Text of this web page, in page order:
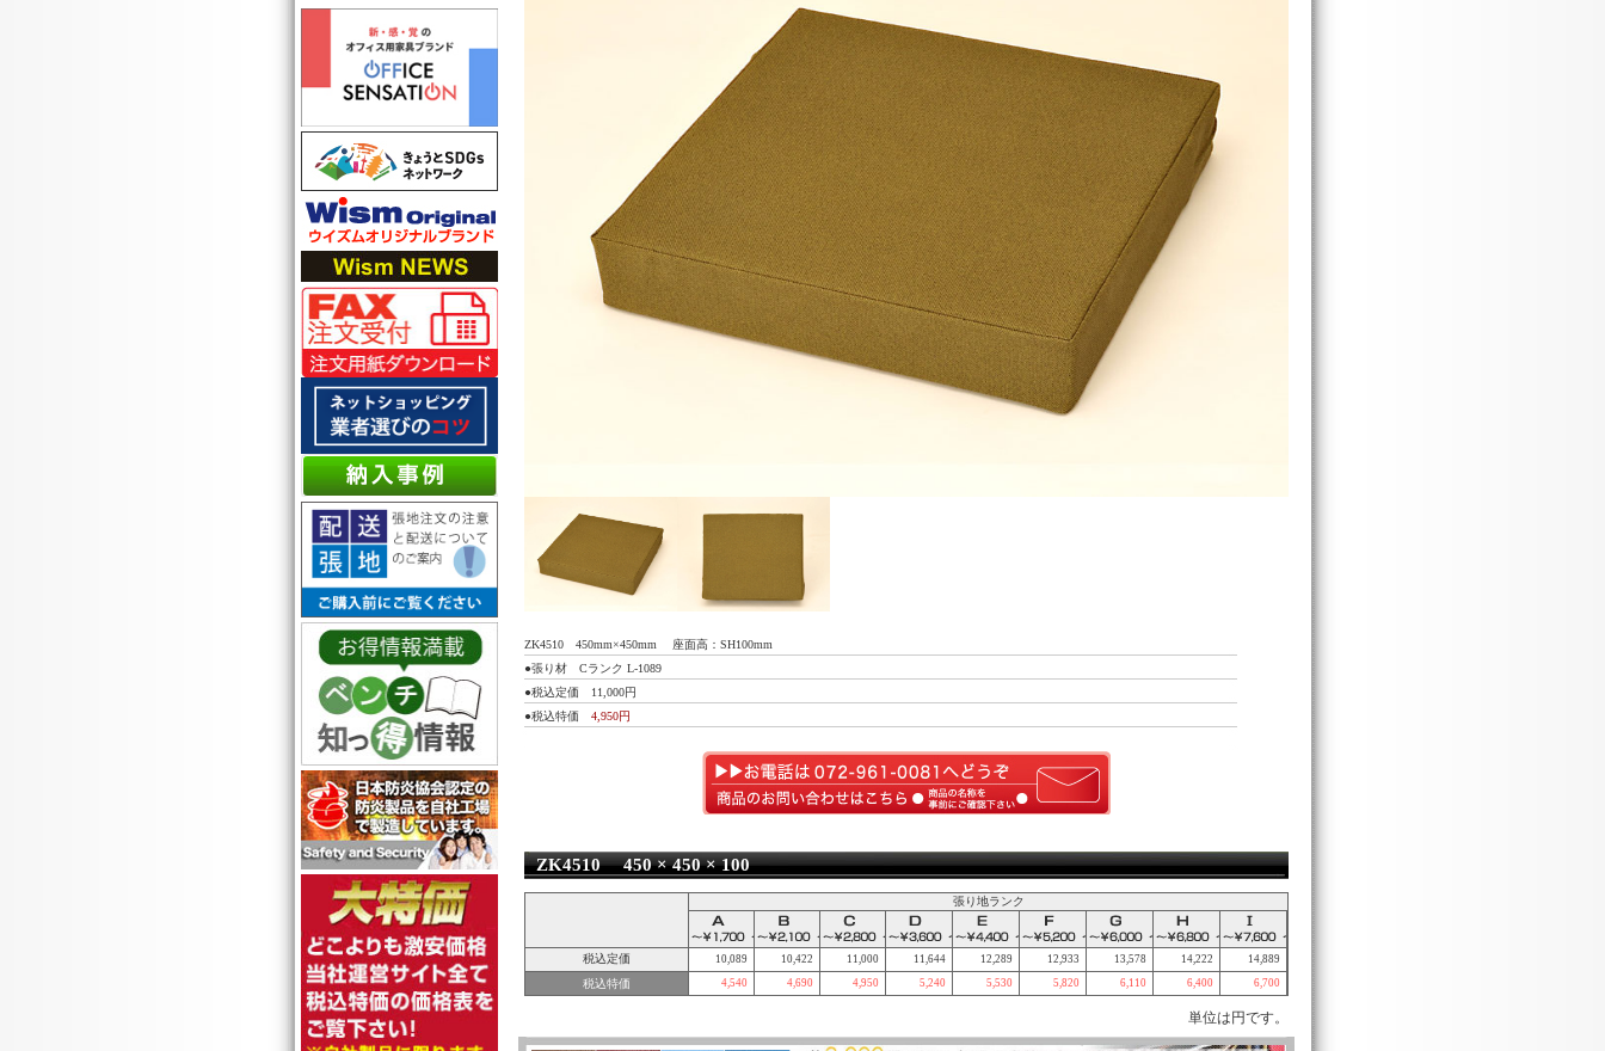
ZK4510 450mm×450mm 座面高：SH100mm
●張り材 Cランク L-1089
●税込定価 11,000円
●税込特価 4,950円
ZK4510 450 × 450 × 100
張り地ランク
税込定価 10,089 10,422 11,000 11,644 12,289 12,933 13,578 14,222 14,889
税込特価 4,540 4,690 4,950 5,240 5,530 5,820 6,110 6,400 6,700
単位は円です。